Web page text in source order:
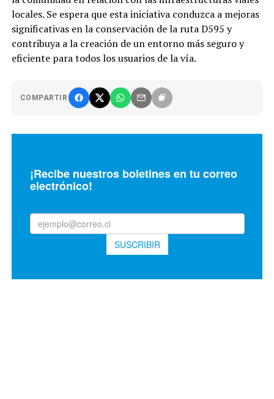
locales. Se espera que esta iniciativa conduzca a mejoras
significativas en la conservación de la ruta D595 y
contribuya a la creación de un entorno más seguro y
eficiente para todos los usuarios de la vía.
COMPARTIR